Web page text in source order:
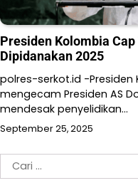
Presiden Kolombia
Dipidanakan 2025
polres-serkot.id -Presiden
mengecam Presiden AS
mendesak penyelidikan…
September 25, 2025
Cari
untuk: